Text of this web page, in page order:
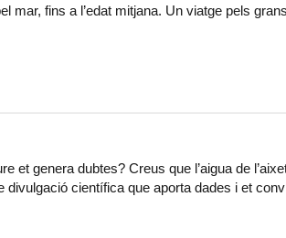
mar, fins a l’edat mitjana. Un viatge pels grans
et genera dubtes? Creus que l’aigua de
científica que aporta dades i et